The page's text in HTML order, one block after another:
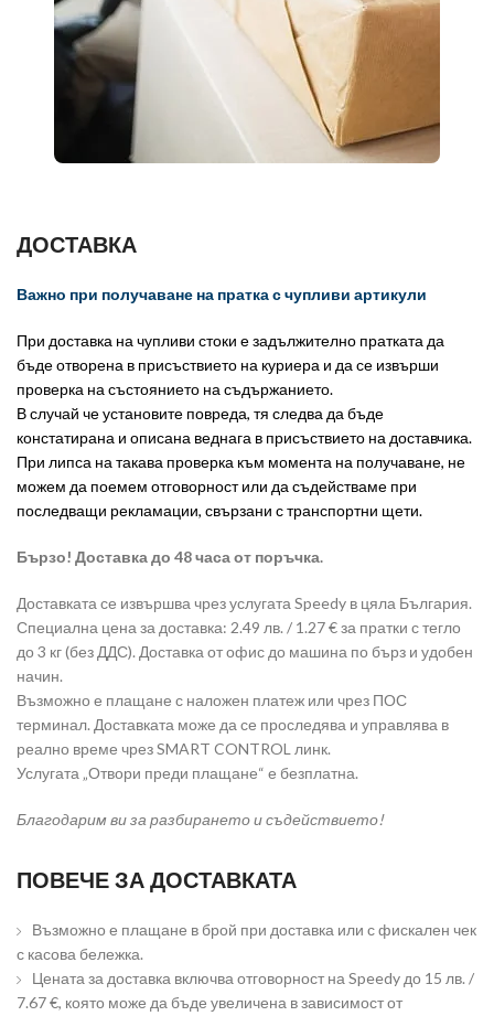
ДОСТАВКА
Важно при получаване на пратка с чупливи артикули
При доставка на чупливи стоки е задължително пратката да
бъде отворена в присъствието на куриера и да се извърши
проверка на състоянието на съдържанието.
В случай че установите повреда, тя следва да бъде
констатирана и описана веднага в присъствието на доставчика.
При липса на такава проверка към момента на получаване, не
можем да поемем отговорност или да съдействаме при
последващи рекламации, свързани с транспортни щети.
Бързо! Доставка до 48 часа от поръчка.
Доставката се извършва чрез услугата Speedy в цяла България.
Специална цена за доставка: 2.49 лв. / 1.27 € за пратки с тегло
до 3 кг (без ДДС). Доставка от офис до машина по бърз и удобен
начин.
Възможно е плащане с наложен платеж или чрез ПОС
терминал. Доставката може да се проследява и управлява в
реално време чрез SMART CONTROL линк.
Услугата „Отвори преди плащане“ е безплатна.
Благодарим ви за разбирането и съдействието!
ПОВЕЧЕ ЗА ДОСТАВКАТА
Възможно е плащане в брой при доставка или с фискален чек
с касова бележка.
Цената за доставка включва отговорност на Speedy до 15 лв. /
7.67 €, която може да бъде увеличена в зависимост от